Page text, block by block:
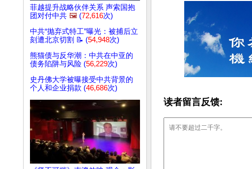
菲越提升战略伙伴关系 声索国抱
团对付中共 🖼️ (72,616次)
中共“抛弃式特工”曝光：被捕后立
刻遭北京切割 📝 (54,948次)
熊猫债与反华潮：中共在中亚的
债务陷阱与风险 (56,229次)
史丹佛大学被曝接受中共背景的
个人和企业捐款 (46,686次)
读者留言反馈: